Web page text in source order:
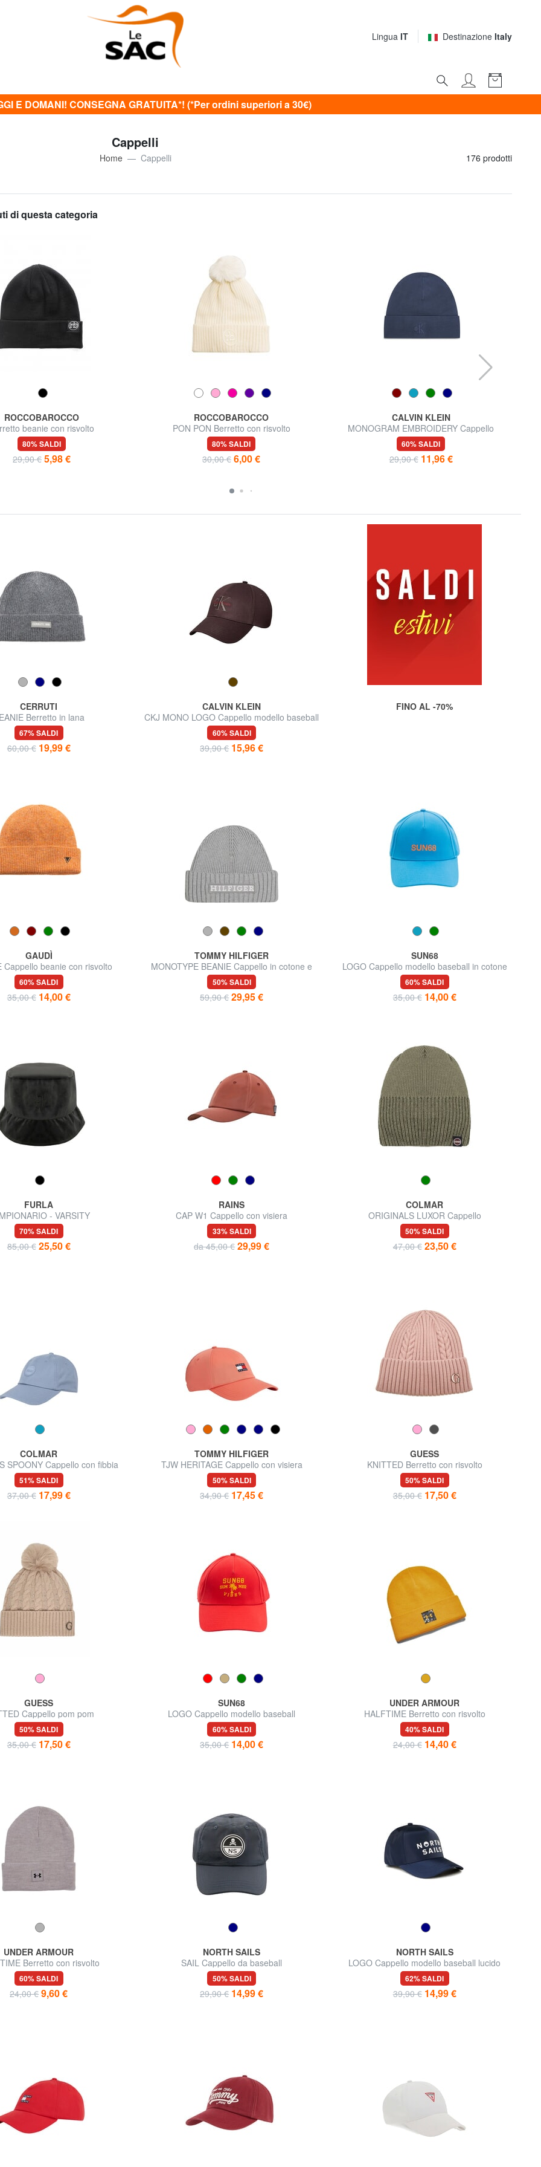
Lingua IT Destinazione Italy
E DOMANI! CONSEGNA GRATUITA*! (*Per ordini superiori a 30€)
Cappelli
Home Cappelli 176 prodotti
di questa categoria
ROCCOBAROCCO
beanie con risvolto
80% SALDI
29,90 € 5,98 €
ROCCOBAROCCO
PON PON Berretto con risvolto
80% SALDI
30,00 € 6,00 €
CALVIN KLEIN
MONOGRAM EMBROIDERY Cappello
60% SALDI
29,90 € 11,96 €
CERRUTI
Berretto in lana
67% SALDI
60,00 € 19,99 €
CALVIN KLEIN
CKJ MONO LOGO Cappello modello baseball
in cotone
60% SALDI
39,90 € 15,96 €
FINO AL -70%
GAUDÌ
Cappello beanie con risvolto
60% SALDI
35,00 € 14,00 €
TOMMY HILFIGER
MONOTYPE BEANIE Cappello in cotone e
lana
50% SALDI
59,90 € 29,95 €
SUN68
LOGO Cappello modello baseball in cotone
60% SALDI
35,00 € 14,00 €
FURLA
- VARSITY
70% SALDI
85,00 € 25,50 €
RAINS
CAP W1 Cappello con visiera
33% SALDI
da 45,00 € 29,99 €
COLMAR
ORIGINALS LUXOR Cappello
50% SALDI
47,00 € 23,50 €
COLMAR
SPOONY Cappello con fibbia
regolabile
51% SALDI
37,00 € 17,99 €
TOMMY HILFIGER
TJW HERITAGE Cappello con visiera
50% SALDI
34,90 € 17,45 €
GUESS
KNITTED Berretto con risvolto
50% SALDI
35,00 € 17,50 €
GUESS
Cappello pom pom
50% SALDI
35,00 € 17,50 €
SUN68
LOGO Cappello modello baseball
60% SALDI
35,00 € 14,00 €
UNDER ARMOUR
HALFTIME Berretto con risvolto
40% SALDI
24,00 € 14,40 €
UNDER ARMOUR
Berretto con risvolto
60% SALDI
24,00 € 9,60 €
NORTH SAILS
SAIL Cappello da baseball
50% SALDI
29,90 € 14,99 €
NORTH SAILS
LOGO Cappello modello baseball lucido
62% SALDI
39,90 € 14,99 €